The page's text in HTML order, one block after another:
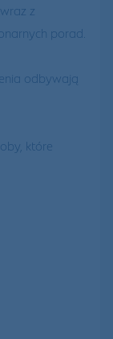
z
porad.
odbywają
które